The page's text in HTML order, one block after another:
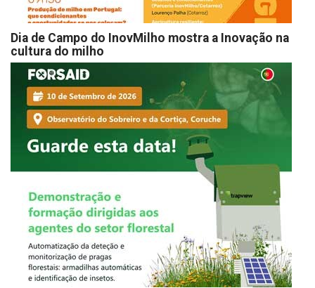
Dia de Campo do InovMilho mostra a Inovação na
cultura do milho